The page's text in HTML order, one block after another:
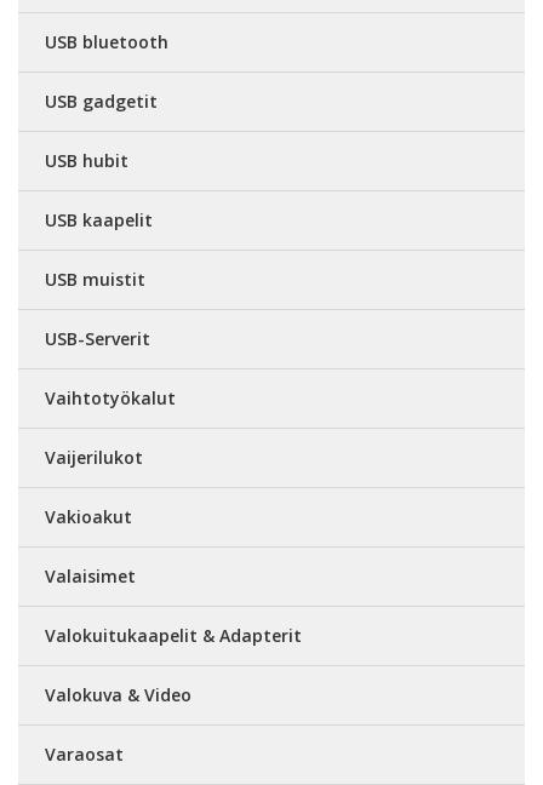
USB bluetooth
USB gadgetit
USB hubit
USB kaapelit
USB muistit
USB-Serverit
Vaihtotyökalut
Vaijerilukot
Vakioakut
Valaisimet
Valokuitukaapelit & Adapterit
Valokuva & Video
Varaosat